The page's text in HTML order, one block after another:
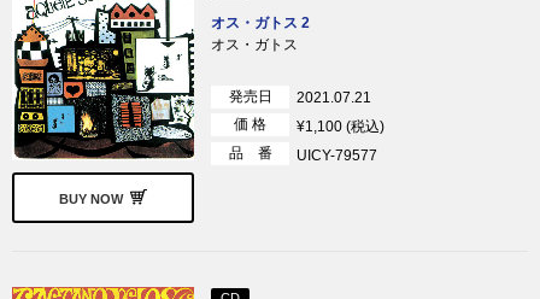
BUY NOW
オス・ガトス 2
オス・ガトス
発売日
2021.07.21
価 格
¥1,100 (税込)
品 番
UICY-79577